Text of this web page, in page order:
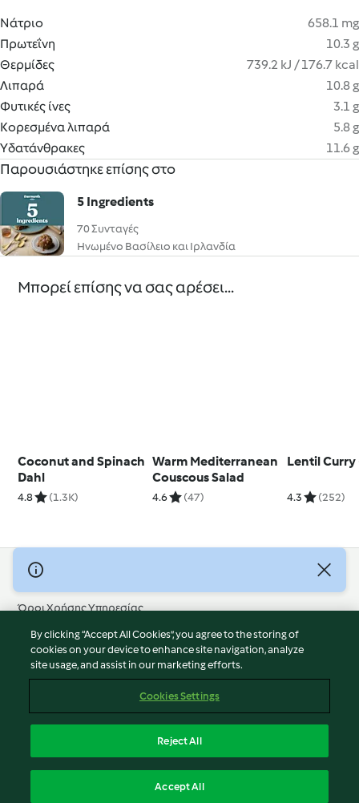
Νάτριο
658.1 mg
Πρωτεΐνη
10.3 g
Θερμίδες
739.2 kJ / 176.7 kcal
Λιπαρά
10.8 g
Φυτικές ίνες
3.1 g
Κορεσμένα λιπαρά
5.8 g
Υδατάνθρακες
11.6 g
Παρουσιάστηκε επίσης στο
5 Ingredients
70 Συνταγές
Ηνωμένο Βασίλειο και Ιρλανδία
Μπορεί επίσης να σας αρέσει...
Coconut and Spinach
Dahl
4.8 (1.3K)
Warm Mediterranean
Couscous Salad
4.6 (47)
Lentil Curry
4.3 (252)
© Πνευματικά Δικαιώματα 2026
Όροι Χρήσης Υπηρεσίας
Πολιτική Απορρήτου
Δήλωση Αποποίησης Ευθύνης
Διαχειριστής ιστοσελίδας
Περιεχόμενο αναφοράς
Δήλωση προσβασιμότητας
By clicking “Accept All Cookies”, you agree to the storing of
cookies on your device to enhance site navigation, analyze
site usage, and assist in our marketing efforts.
Cookies Settings
Reject All
Accept All